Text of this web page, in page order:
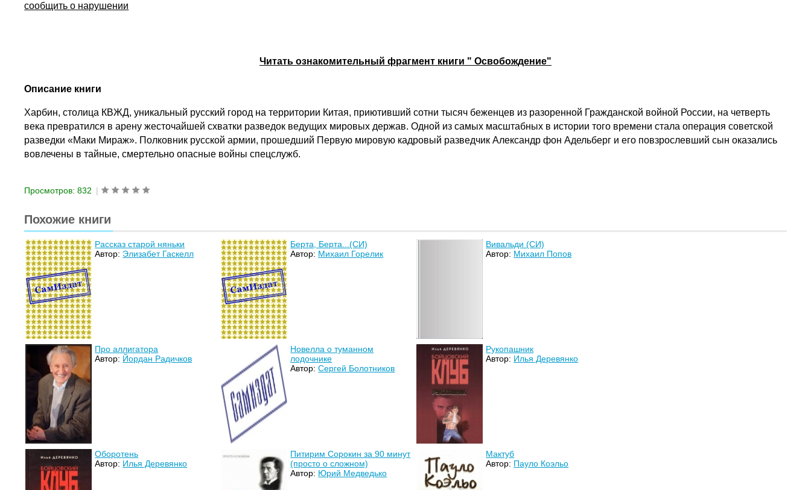
сообщить о нарушении
Читать ознакомительный фрагмент книги " Освобождение"
Описание книги
Харбин, столица КВЖД, уникальный русский город на территории Китая, приютивший сотни тысяч беженцев из разоренной Гражданской войной России, на четверть
века превратился в арену жесточайшей схватки разведок ведущих мировых держав. Одной из самых масштабных в истории того времени стала операция советской
разведки «Маки Мираж». Полковник русской армии, прошедший Первую мировую кадровый разведчик Александр фон Адельберг и его повзрослевший сын оказались
вовлечены в тайные, смертельно опасные войны спецслужб.
Просмотров: 832 |
Похожие книги
Рассказ старой няньки
Автор: Элизабет Гаскелл
Берта, Берта...(СИ)
Автор: Михаил Горелик
Вивальди (СИ)
Автор: Михаил Попов
Про аллигатора
Автор: Йордан Радичков
Новелла о туманном
лодочнике
Автор:Сергей Болотников
Рукопашник
Автор: Илья Деревянко
Оборотень
Автор: Илья Деревянко
Питирим Сорокин за 90 минут
(просто о сложном)
Автор: Юрий Медведько
Мактуб
Автор: Пауло Коэльо